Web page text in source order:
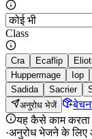
Class
Cra Ecaflip
Huppermage
Iop
Sadida
Sacrier
अनुरोध भेजें
यह कैसे काम करता
·अनुरोध भेजने के लिए